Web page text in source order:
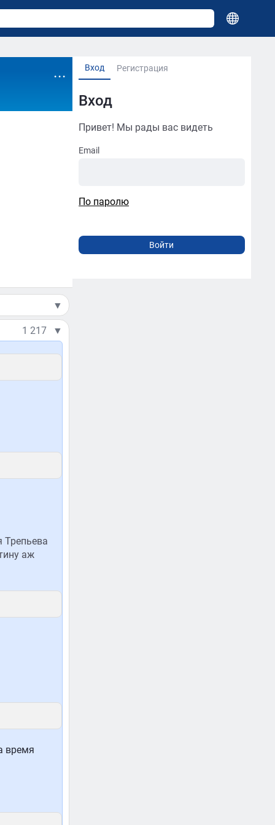
Вход Регистрация
Вход
Привет! Мы рады вас видеть
Email
По паролю
...
▼
1 217 ▼
Трепьева
аж
время